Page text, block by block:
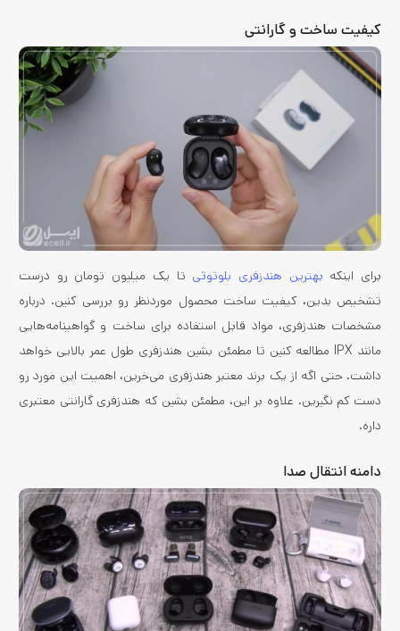
کیفیت ساخت و گارانتی
برای اینکه بهترین هندزفری بلوتوثی تا یک میلیون تومان رو درست
تشخیص بدین، کیفیت ساخت محصول موردنظر رو بررسی کنین. درباره
مشخصات هندزفری، مواد قابل استفاده برای ساخت و گواهینامه‌هایی
مانند IPX مطالعه کنین تا مطمئن بشین هندزفری طول عمر بالایی خواهد
داشت. حتی اگه از یک برند معتبر هندزفری می‌خرین، اهمیت این مورد رو
دست کم نگیرین. علاوه بر این، مطمئن بشین که هندزفری گارانتی معتبری
داره.
دامنه انتقال صدا